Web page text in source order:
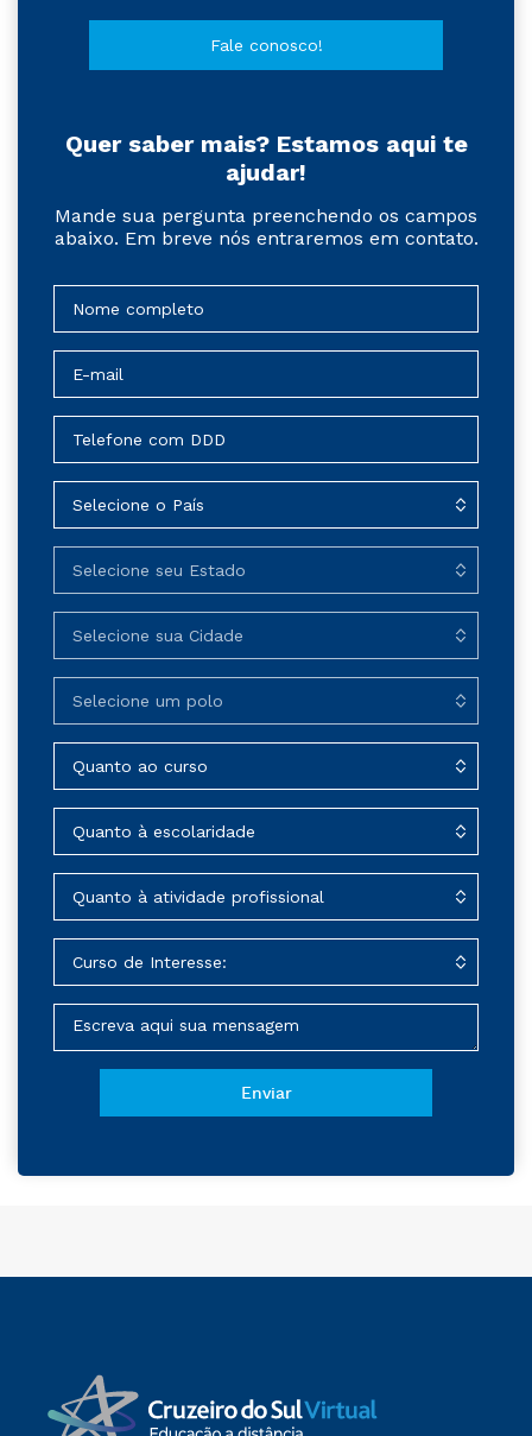
Fale conosco!
Quer saber mais? Estamos aqui te
ajudar!
Mande sua pergunta preenchendo os campos
abaixo. Em breve nós entraremos em contato.